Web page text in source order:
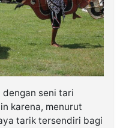
seni tari
karena, menurut
tarik tersendiri bagi